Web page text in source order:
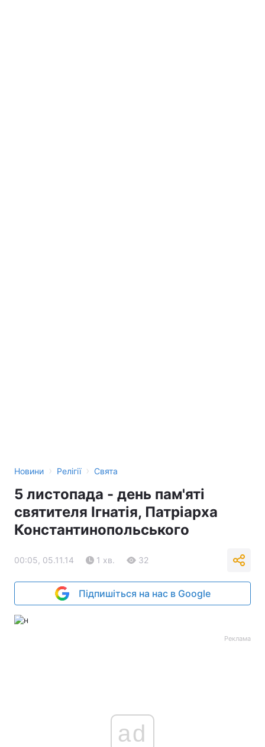
Новини › Релігії › Свята
5 листопада - день пам'яті
святителя Ігнатія, Патріарха
Константинопольського
00:05, 05.11.14 1 хв. 32
Підпишіться на нас в Google
Реклама
ad